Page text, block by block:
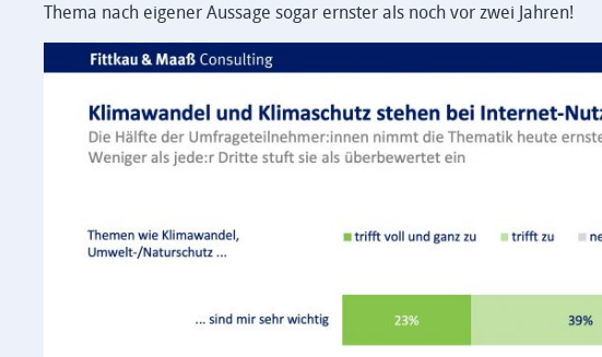
Thema nach eigener Aussage sogar ernster als noch vor zwei Jahren!